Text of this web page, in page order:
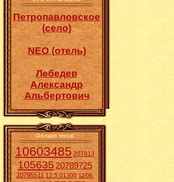
Петропавловское
(село)
NEO (отель)
Лебедев
Александр
Альбертович
Облако тегов
10603485 207813
10563520789725
20795511 12.5.01300 12/06.